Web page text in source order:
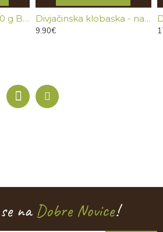
BIO suha salama 150 g BioSing Divjačinska klobaska - narezek 30 g
9.90€
naDobre Novice!